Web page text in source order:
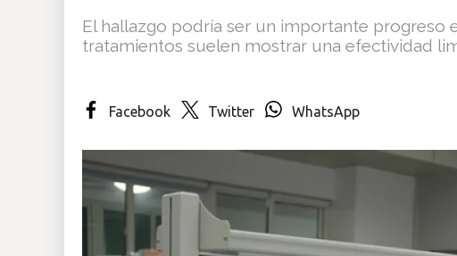
Multimedia
El hallazgo podría ser un importante progreso
tratamientos suelen mostrar una efectividad
Facebook Twitter WhatsApp